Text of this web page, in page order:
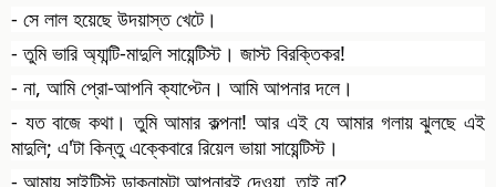
- সে লাল হয়েছে উদয়াস্ত খেটে।
- তুমি ভারি অ্যান্টি-মাদুলি সায়েন্টিস্ট। জাস্ট বিরক্তিকর!
- না, আমি প্রো-আপনি ক্যাপ্টেন। আমি আপনার দলে।
- যত বাজে কথা। তুমি আমার কল্পনা! আর এই যে আমার গলায় ঝুলছে এই
মাদুলি; এ'টা কিন্তু এক্কেবারে রিয়েল ভায়া সায়েন্টিস্ট।
- আমায় সাইন্টিস্ট ডাকনামটা আপনারই দেওয়া, তাই না?